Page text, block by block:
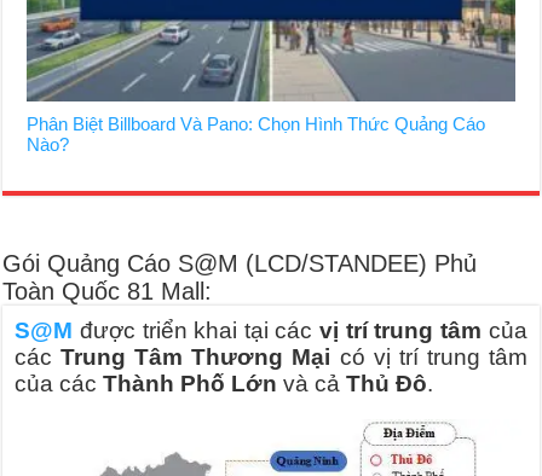
Phân Biệt Billboard Và Pano: Chọn Hình Thức Quảng Cáo
Nào?
Gói Quảng Cáo S@M (LCD/STANDEE) Phủ
Toàn Quốc 81 Mall:
S@M được triển khai tại cácvị trí trung tâm của
cácTrung Tâm Thương Mại có vị trí trung tâm
của cácThành Phố Lớn và cảThủ Đô.